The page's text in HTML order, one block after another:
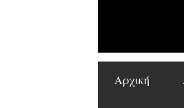
Αρχική